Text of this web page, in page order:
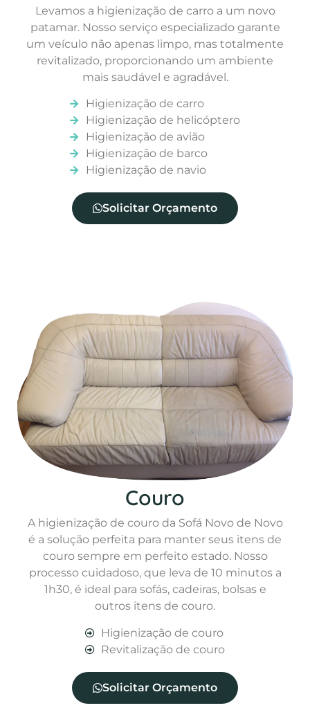
Levamos a higienização de carro a um novo
patamar. Nosso serviço especializado garante
um veículo não apenas limpo, mas totalmente
revitalizado, proporcionando um ambiente
mais saudável e agradável.
Higienização de carro
Higienização de helicóptero
Higienização de avião
Higienização de barco
Higienização de navio
Solicitar Orçamento
Couro
A higienização de couro da Sofá Novo de Novo
é a solução perfeita para manter seus itens de
couro sempre em perfeito estado. Nosso
processo cuidadoso, que leva de 10 minutos a
1h30, é ideal para sofás, cadeiras, bolsas e
outros itens de couro.
Higienização de couro
Revitalização de couro
Solicitar Orçamento